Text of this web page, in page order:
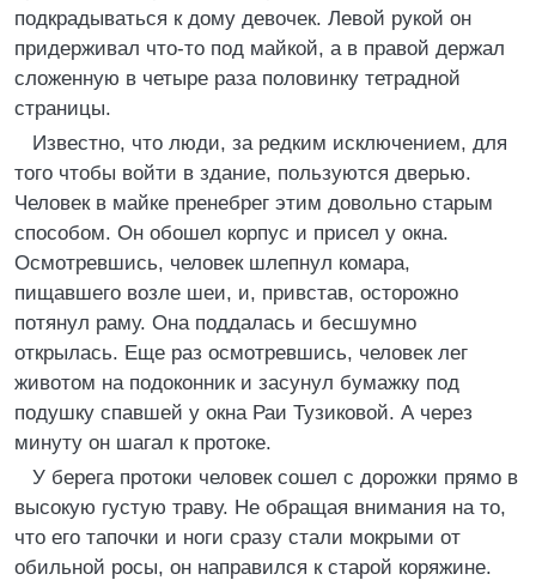
подкрадываться к дому девочек. Левой рукой он
придерживал что-то под майкой, а в правой держал
сложенную в четыре раза половинку тетрадной
страницы.
Известно, что люди, за редким исключением, для
того чтобы войти в здание, пользуются дверью.
Человек в майке пренебрег этим довольно старым
способом. Он обошел корпус и присел у окна.
Осмотревшись, человек шлепнул комара,
пищавшего возле шеи, и, привстав, осторожно
потянул раму. Она поддалась и бесшумно
открылась. Еще раз осмотревшись, человек лег
животом на подоконник и засунул бумажку под
подушку спавшей у окна Раи Тузиковой. А через
минуту он шагал к протоке.
У берега протоки человек сошел с дорожки прямо в
высокую густую траву. Не обращая внимания на то,
что его тапочки и ноги сразу стали мокрыми от
обильной росы, он направился к старой коряжине.